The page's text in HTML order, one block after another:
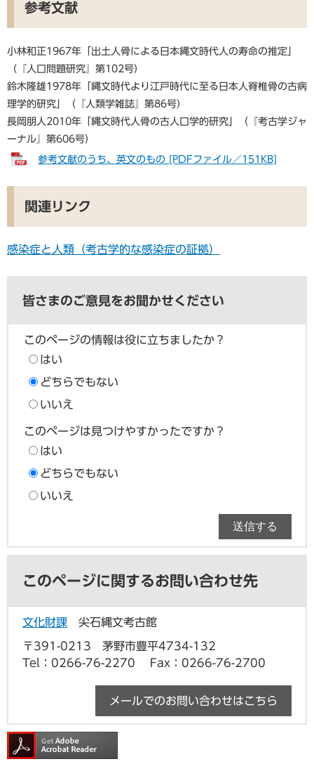
参考文献
小林和正1967年「出土人骨による日本縄文時代人の寿命の推定」
（『人口問題研究』第102号）
鈴木隆雄1978年「縄文時代より江戸時代に至る日本人脊椎骨の古病
理学的研究」（『人類学雑誌』第86号）
長岡朋人2010年「縄文時代人骨の古人口学的研究」（『考古学ジャ
ーナル』第606号）
参考文献のうち、英文のもの [PDFファイル／151KB]
関連リンク
感染症と人類（考古学的な感染症の証拠）
皆さまのご意見をお聞かせください
このページの情報は役に立ちましたか？
はい
どちらでもない
いいえ
このページは見つけやすかったですか？
はい
どちらでもない
いいえ
このページに関するお問い合わせ先
文化財課 尖石縄文考古館
〒391-0213 茅野市豊平4734-132
Tel：0266-76-2270
Fax：0266-76-2700
メールでのお問い合わせはこちら